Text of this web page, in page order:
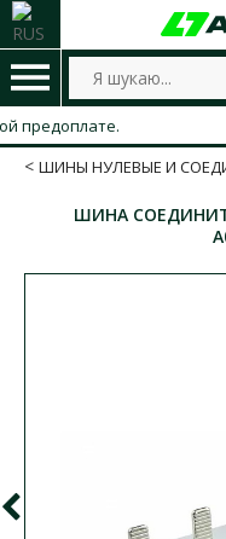
ШИНЫ НУЛЕВЫЕ И
ШИНА